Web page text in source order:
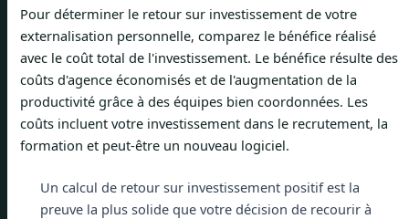
Pour déterminer le retour sur investissement de votre
externalisation personnelle, comparez le bénéfice réalisé
avec le coût total de l'investissement. Le bénéfice résulte des
coûts d'agence économisés et de l'augmentation de la
productivité grâce à des équipes bien coordonnées. Les
coûts incluent votre investissement dans le recrutement, la
formation et peut-être un nouveau logiciel.
Un calcul de retour sur investissement positif est la
preuve la plus solide que votre décision de recourir à